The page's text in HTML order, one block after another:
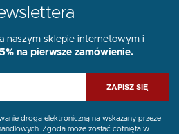
naszym sklepie internetowym i
5% na pierwsze zamówienie.
ZAPISZ SIĘ
drogą elektroniczną na wskazany przeze
Zgoda może zostać cofnięta w